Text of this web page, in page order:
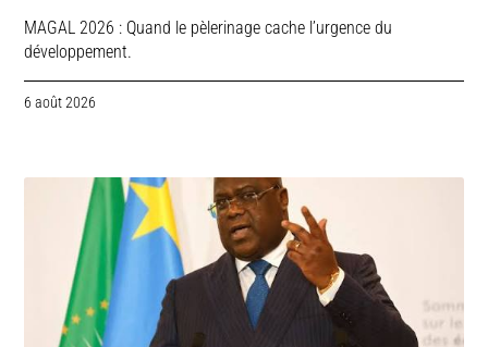
MAGAL 2026 : Quand le pèlerinage cache l’urgence du
développement.
6 août 2026